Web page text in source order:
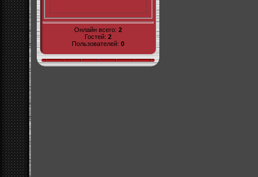
Онлайн всего: 2
Гостей: 2
Пользователей: 0